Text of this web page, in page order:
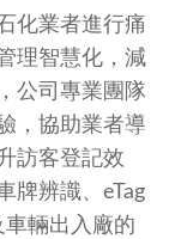
化業者進行痛
理智慧化，減
公司專業團隊
，協助業者導
訪客登記效
牌辨識、eTag
輛出入廠的